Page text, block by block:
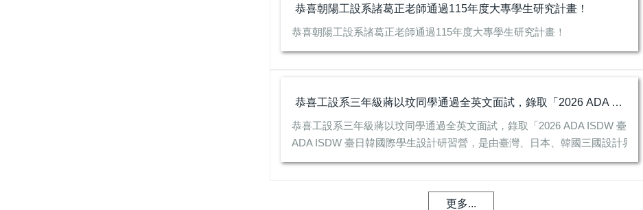
恭喜朝陽工設系諸葛正老師通過115年度大專學生研究計畫！
恭喜朝陽工設系諸葛正老師通過115年度大專學生研究計畫！
恭喜工設系三年級蔣以玟同學通過全英文面試，錄取「2026 ADA ISDW 臺日韓國際學生設計研習營」！
恭喜工設系三年級蔣以玟同學通過全英文面試，錄取「2026 ADA ISDW 臺日
ADA ISDW 臺日韓國際學生設計研習營，是由臺灣、日本、韓國三國設計界
更多...